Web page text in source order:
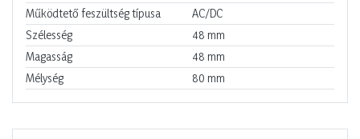
Működtető feszültség típusa
AC/DC
Szélesség
48 mm
Magasság
48 mm
Mélység
80 mm